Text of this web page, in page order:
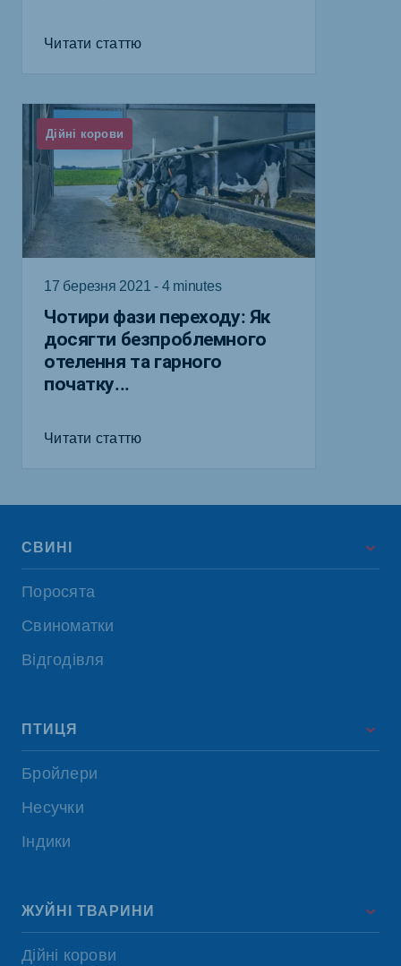
Читати статтю
Дійні корови
17 березня 2021 - 4 minutes
Чотири фази переходу: Як
досягти безпроблемного
отелення та гарного
початку...
Читати статтю
СВИНІ
Поросята
Свиноматки
Відгодівля
ПТИЦЯ
Бройлери
Несучки
Індики
ЖУЙНІ ТВАРИНИ
Дійні корови